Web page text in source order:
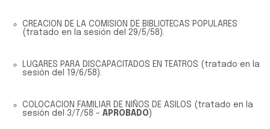
CREACION DE LA COMISION DE BIBLIOTECAS POPULARES
(tratado en la sesión del 29/5/58).
LUGARES PARA DISCAPACITADOS EN TEATROS (tratado en la
sesión del 19/6/58).
COLOCACION FAMILIAR DE NIÑOS DE ASILOS (tratado en la
sesión del 3/7/58 - APROBADO)